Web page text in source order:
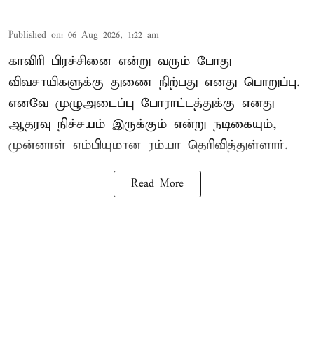
Published on: 06 Aug 2026, 1:22 am
காவிரி பிரச்சினை என்று வரும் போது
விவசாயிகளுக்கு துணை நிற்பது எனது பொறுப்பு.
எனவே முழுஅடைப்பு போராட்டத்துக்கு எனது
ஆதரவு நிச்சயம் இருக்கும் என்று நடிகையும்,
முன்னாள் எம்பியுமான ரம்யா தெரிவித்துள்ளார்.
Read More